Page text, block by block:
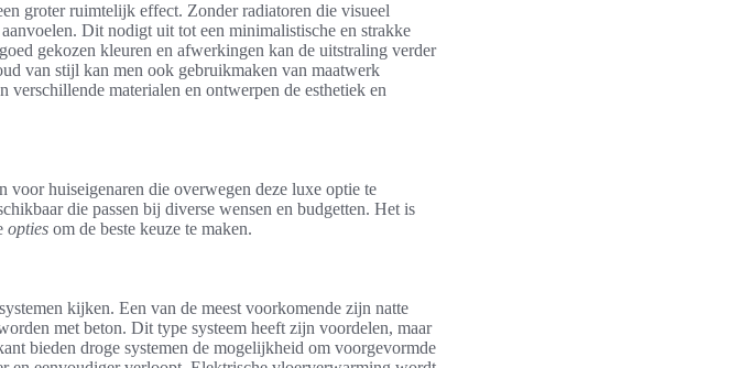
groter ruimtelijk effect. Zonder radiatoren die visueel
Dit nodigt uit tot een minimalistische en strakke
gekozen kleuren en afwerkingen kan de uitstraling verder
van stijl kan men ook gebruikmaken van maatwerk
verschillende materialen en ontwerpen de esthetiek en
voor huiseigenaren die overwegen deze luxe optie te
die passen bij diverse wensen en budgetten. Het is
opties om de beste keuze te maken.
kijken. Een van de meest voorkomende zijn natte
met beton. Dit type systeem heeft zijn voordelen, maar
bieden droge systemen de mogelijkheid om voorgevormde